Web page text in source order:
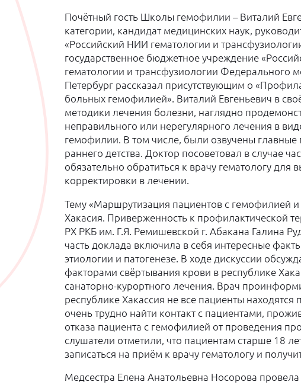
Почётный гость Школы гемофилии – Виталий
категории, кандидат медицинских наук,
«Российский НИИ гематологии и
государственное бюджетное учреждение
гематологии и трансфузиологии Федерального
Петербург рассказал присутствующим о
больных гемофилией». Виталий Евгеньевич в
методики лечения болезни, наглядно
неправильного или нерегулярного лечения в
гемофилии. В том числе, были озвучены
раннего детства. Доктор посоветовал в случае
обязательно обратиться к врачу гематологу
корректировки в лечении.
Тему «Маршрутизация пациентов с гемофилией
Хакасия. Приверженность к профилактической
РХ РКБ им. Г.Я. Ремишевской г. Абакана Галина
часть доклада включила в себя интересные
этиологии и патогенезе. В ходе дискуссии
факторами свёртывания крови в республике
санаторно-курортного лечения. Врач
республике Хакассия не все пациенты
очень трудно найти контакт с пациентами,
отказа пациента с гемофилией от проведения
слушатели отметили, что пациентам старше 18
записаться на приём к врачу гематологу и
Медсестра Елена Анатольевна Носорова провела